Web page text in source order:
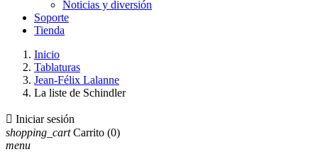
Noticias y diversión
Soporte
Tienda
Inicio
Tablaturas
Jean-Félix Lalanne
La liste de Schindler
 Iniciar sesión
shopping_cart Carrito (0)
menu